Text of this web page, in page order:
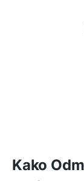
Kako